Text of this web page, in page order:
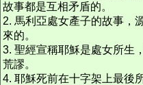
故事都是互相矛盾的。
2. 馬利亞處女產子的故事，
來的。
3. 聖經宣稱耶穌是處女所生
荒謬。
4. 耶穌死前在十字架上最後